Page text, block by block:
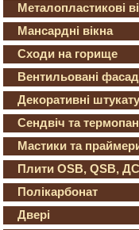
Металопластикові
Мансардні вікна
Сходи на горище
Вентильовані
Декоративні
Сендвіч та
Мастики та
Плити OSB, QSB,
Полікарбонат
Двері